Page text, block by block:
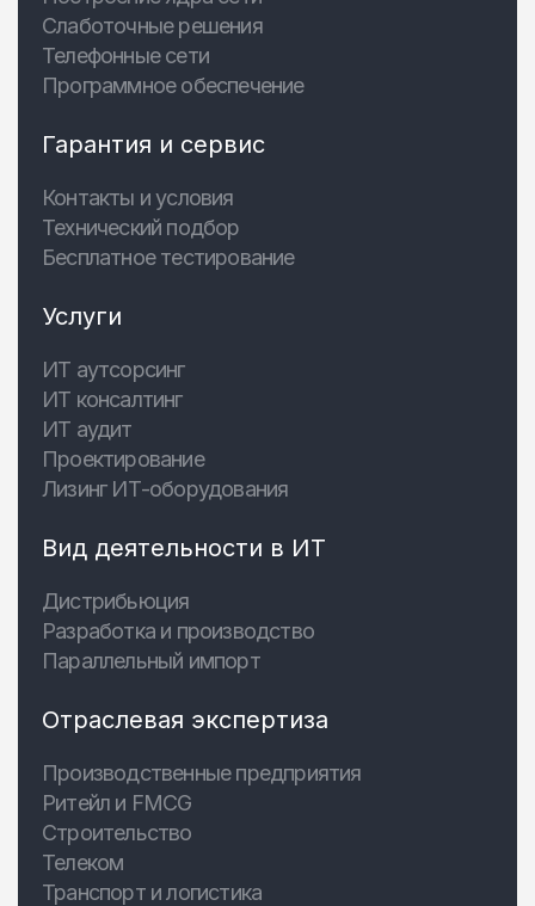
Слаботочные решения
Телефонные сети
Программное обеспечение
Гарантия и сервис
Контакты и условия
Технический подбор
Бесплатное тестирование
Услуги
ИТ аутсорсинг
ИТ консалтинг
ИТ аудит
Проектирование
Лизинг ИТ-оборудования
Вид деятельности в ИТ
Дистрибьюция
Разработка и производство
Параллельный импорт
Отраслевая экспертиза
Производственные предприятия
Ритейл и FMCG
Строительство
Телеком
Транспорт и логистика